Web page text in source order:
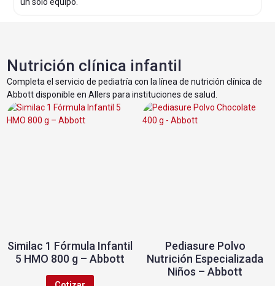
Nutrición clínica infantil
Completa el servicio de pediatría con la línea de nutrición clínica de
Abbott disponible en Allers para instituciones de salud.
Similac 1 Fórmula Infantil
5 HMO 800 g – Abbott
Pediasure Polvo
Nutrición Especializada
Niños – Abbott